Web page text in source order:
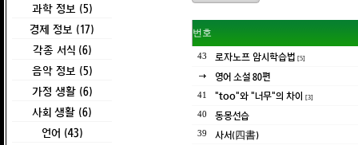
과학 정보 (5)
경제 정보 (17)
각종 서식 (6)
음악 정보 (5)
가정 생활 (6)
사회 생활 (6)
언어 (43)
번호
43 로자노프 암시학습법 [5]
영어 소설 80편
41 "too"와 "너무"의 차이 [3]
40 동몽선습
39 사서(四書)